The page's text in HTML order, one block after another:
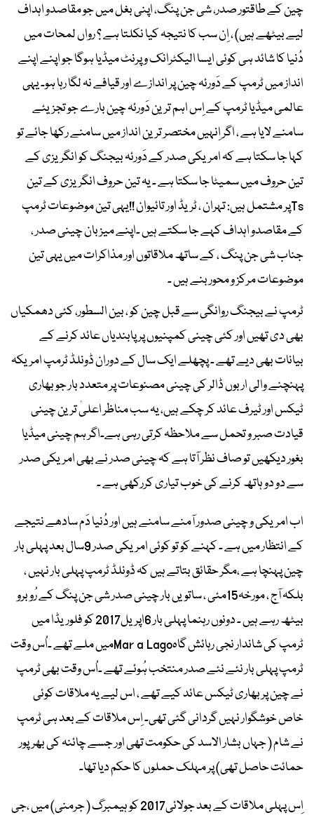
چین کے طاقتور صدر، شی جن پنگ، اپنی بغل میں جو مقاصدو اہداف
لیے بیٹھے ہیں) ، اِن سب کا نتیجہ کیا نکلتا ہے ؟ رواں لمحات میں
دُنیا کا شائد ہی کوئی ایسا الیکٹرانک و پرنٹ میڈیا ہوگا جو اپنے اپنے
انداز میں ٹرمپ کے دَورئہ چین پر اندازے اور قیافے نہ لگا رہا ہو۔ یہی
عالمی میڈیا ٹرمپ کے اِس اہم ترین دَورئہ چین بارے جو تجزیئے
سامنے لایا ہے ، اگر اِنہیں مختصر ترین انداز میں سامنے رکھا جائے تو
کہا جا سکتا ہے کہ امریکی صدر کے دَورئہ بیجنگ کو انگریزی کے
تین حروف میں سمیٹا جا سکتا ہے ۔ یہ تین حروف انگریزی کے تین
Tsپر مشتمل ہیں: تہران ، ٹریڈ اور تائیوان !!یہی تین موضوعات ٹرمپ
کے مقاصدو اہداف کہے جا سکتے ہیں ۔اپنے میزبان چینی صدر ،
جناب شی جن پنگ ، کے ساتھ ملاقاتوں اور مذاکرات میں یہی تین
موضوعات مرکز و محور بنے ہیں ۔
ٹرمپ نے بیجنگ روانگی سے قبل چین کو ، بین السطور، کئی دھمکیاں
بھی دی تھیں اور کئی چینی کمپنیوں پر پابندیاں عائد کرنے کے
بیانات بھی دیے تھے ۔ پچھلے ایک سال کے دوران ڈونلڈ ٹرمپ امریکہ
پہنچنے والی اربوں ڈالر کی چینی مصنوعات پر متعدد بار جو بھاری
ٹیکس اور ٹیرف عائد کر چکے ہیں، یہ سب مناظر اعلیٰ ترین چینی
قیادت صبر و تحمل سے ملاحظہ کرتی رہی ہے۔اگر ہم چینی میڈیا
بغور دیکھیں تو صاف نظر آتا ہے کہ چینی صدر نے بھی امریکی صدر
سے دو دو ہاتھ کرنے کی خوب تیاری کررکھی ہے ۔
اب امریکی و چینی صدور آمنے سامنے ہیں اور دُنیا دَم سادھے نتیجے
کے انتظار میں ہے ۔ کہنے کو تو کوئی امریکی صدر 9سال بعد پہلی بار
چین پہنچا ہے ،مگر حقائق بتاتے ہیں کہ ڈونلڈ ٹرمپ پہلی بار نہیں ،
بلکہ آج ، مورخہ15مئی ، ساتویں بار چینی صدر شی جن پنگ کے رُوبرو
بیٹھ رہے ہیں ۔ دونوں رہنما پہلی بار 6اپریل2017 کو فلوریڈا میں
ٹرمپ کی شاندار نجی رہائش گاہMar a Lagoمیں ملے تھے ۔اُس وقت
ٹرمپ پہلی بار نئے نئے صدر منتخب ہُوئے تھے ۔اُس وقت بھی ٹرمپ
نے چین پر بھاری ٹیکس عائد کیے تھے ، اس لیے یہ ملاقات کوئی
خاص خوشگوار نہیں گردانی گئی تھی۔ اِس ملاقات کے بعد ہی ٹرمپ
نے شام ( جہاں بشار الاسد کی حکومت تھی اور جسے چائنہ کی بھرپور
حمائت حاصل تھی) پر مہلک حملوں کا حکم دیا تھا۔
اِس پہلی ملاقات کے بعد جولائی2017 کو ہیمبرگ ( جرمنی) میں ،جی